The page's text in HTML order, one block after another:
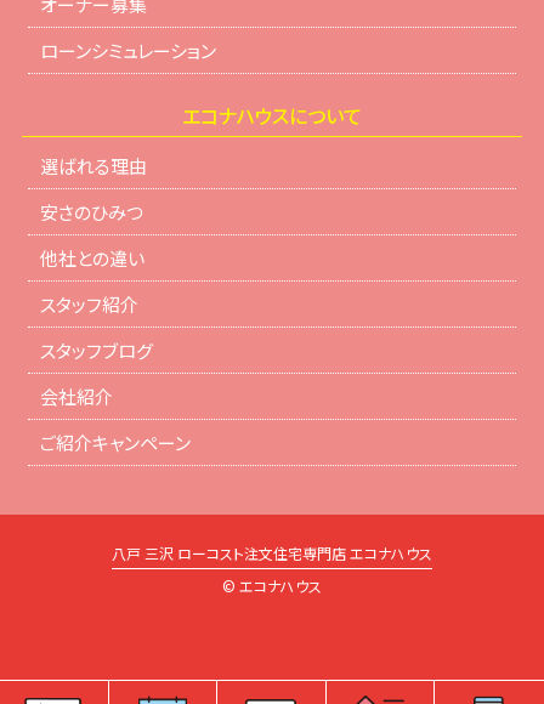
ローンシミュレーション
エコナハウスについて
選ばれる理由
安さのひみつ
他社との違い
スタッフ紹介
スタッフブログ
会社紹介
ご紹介キャンペーン
八戸 三沢 ローコスト注文住宅専門店 エコナハウス
© エコナハウス